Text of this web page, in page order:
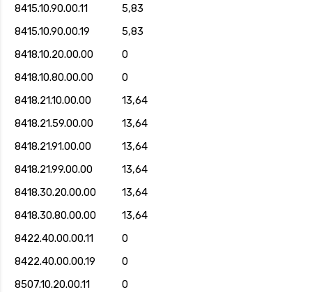
8415.10.90.00.11
5,83
8415.10.90.00.19
5,83
8418.10.20.00.00
0
8418.10.80.00.00
0
8418.21.10.00.00
13,64
8418.21.59.00.00
13,64
8418.21.91.00.00
13,64
8418.21.99.00.00
13,64
8418.30.20.00.00
13,64
8418.30.80.00.00
13,64
8422.40.00.00.11
0
8422.40.00.00.19
0
8507.10.20.00.11
0